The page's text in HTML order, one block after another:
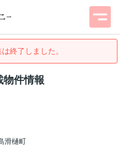
終了しました。
物件情報
滑樋町